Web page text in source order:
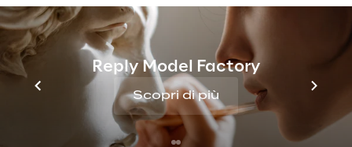
Reply Model Factory
Scopri di più
euro nel 2025), pari al 15,5% dei ricavi.
La posizione finanziaria netta del Gruppo, al
31 marzo 2026, è positiva per 643,0 milioni di
euro. La posizione finanziaria netta al 31
dicembre 2025 risultava positiva per 467,6
milioni di euro.